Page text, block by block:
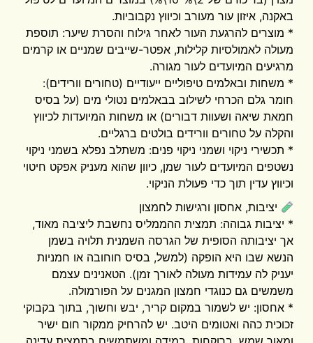
באקנה, איזון עור מעורב וכיווץ נקבוביות.
* מוצרים להרגעת העור לאחר גילוח והסרת שיער: תוספת
מעולה לאמולסיות קלילות, אפטר-שייבים שמניים או קרמים
מרגיעים המיועדים לעור מגורה.
* משחות ובאלמים טיפוליים ייעודיים (טחורים וורידים):
חומר גלם הכרחי לשילוב בבאלמים נטולי מים (על בסיס
חמאת שיאה ושעוות דבורים) או משחות המיועדות לכיווץ
והקלה על טחורים וורידים בולטים ברגליים.
* תכשירי ניקוי ושמני ניקוי פנים: משתלב נפלא בשמני ניקוי
נשטפים המיועדים לעור שמן, כיוון שהוא מעניק אפקט חיטוי
וכיווץ עדין תוך כדי פעולת הניקוי.
יציבות, אחסון ורגישות לחמצון
* יציבות גבוהה: תמצית ההממליס נחשבת ליציבה מאוד,
אך יציבותה הסופית של הגרסה השמנית תלויה בשמן
הנשא שבו היא הופקה (למשל, בסיס חוחובה או חמניות
יעניק לה עמידות מעולה לאורך זמן). הטאנינים עצמם
משמשים גם כנוגדי חמצון המגנים על הפורמולה.
* אחסון: יש לשמור במקום קריר, יבש וחשוך, בתוך בקבוקי
זכוכית כהה ואטומים היטב. יש להרחיק ממקור חום ישיר